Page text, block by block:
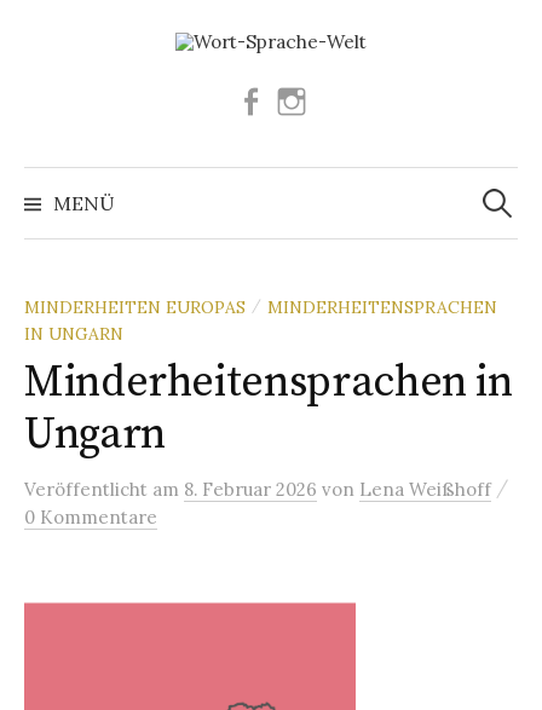
Facebook
MENÜ
Suchen
nach:
MINDERHEITEN EUROPAS / MINDERHEITENSPRACHEN
IN UNGARN
Minderheitensprachen in
Ungarn
Veröffentlicht am 8. Februar 2026 von Lena Weißhoff /
0 Kommentare